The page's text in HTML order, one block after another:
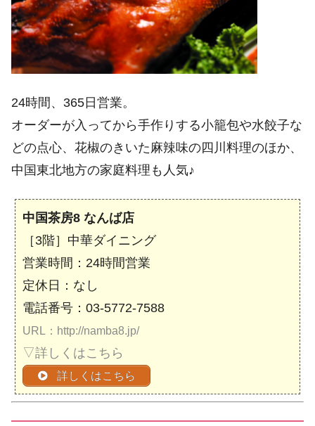
24時間、365日営業。
オーダーが入ってから手作りする小籠包や水餃子な
どの点心、花椒のきいた麻辣味の四川料理のほか、
中国東北地方の家庭料理も人気♪
中国茶房8 なんば店
［3階］中華ダイニング
営業時間：24時間営業
定休日：なし
電話番号：03-5772-7588
URL：http://namba8.jp/
▽詳しくはこちら
詳しくはこちら